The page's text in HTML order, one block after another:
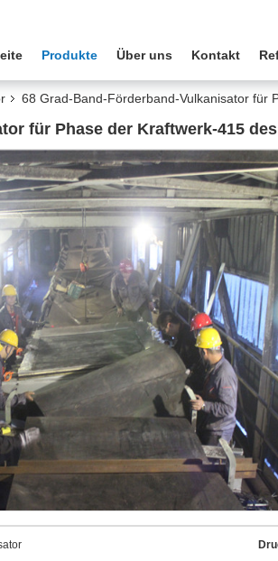
Produkte Über uns Kontakt
68 Grad-Band-Förderband-Vulkanisator für
für Phase der Kraftwerk-415